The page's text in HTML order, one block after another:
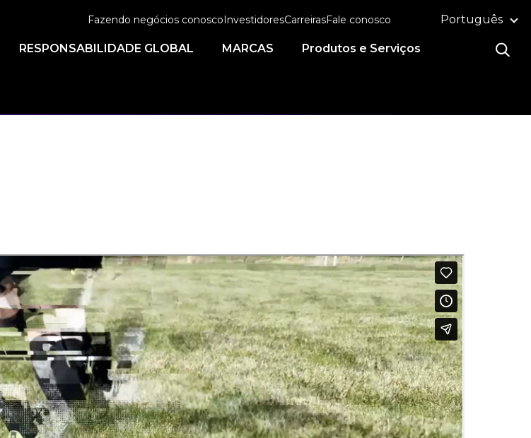
Fazendo negócios conoscoInvestidoresCarreirasFale conosco Português
RESPONSABILIDADE GLOBAL MARCAS Produtos e Serviços